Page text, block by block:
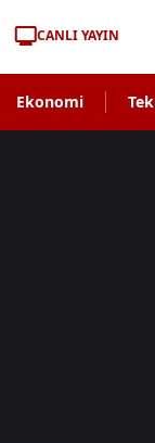
CANLI YAYIN
Ekonomi